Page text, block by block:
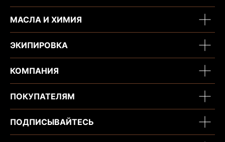
МАСЛА И ХИМИЯ
ЭКИПИРОВКА
КОМПАНИЯ
ПОКУПАТЕЛЯМ
ПОДПИСЫВАЙТЕСЬ